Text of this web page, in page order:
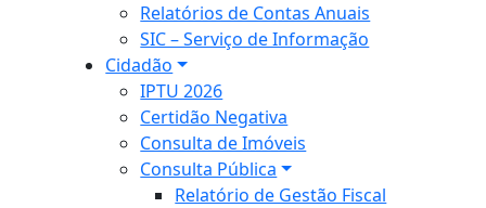
Relatórios de Contas Anuais
SIC – Serviço de Informação
Cidadão
IPTU 2026
Certidão Negativa
Consulta de Imóveis
Consulta Pública
Relatório de Gestão Fiscal